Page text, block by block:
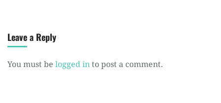
Leave a Reply
You must be logged into post a comment.